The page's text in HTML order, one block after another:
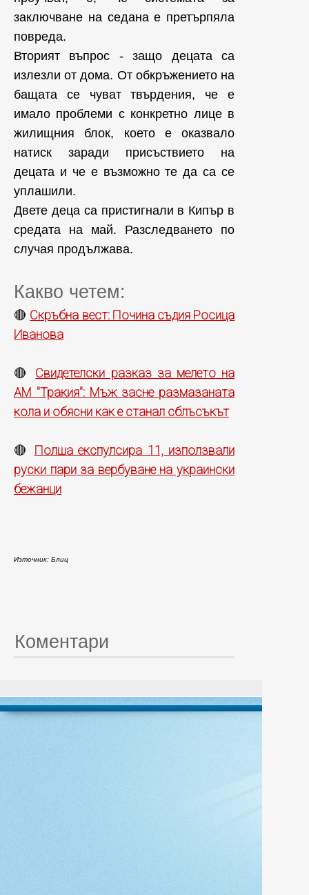
заключване на седана е претърпяла
повреда.
Вторият въпрос - защо децата са
излезли от дома. От обкръжението на
бащата се чуват твърдения, че е
имало проблеми с конкретно лице в
жилищния блок, което е оказвало
натиск заради присъствието на
децата и че е възможно те да са се
уплашили.
Двете деца са пристигнали в Кипър в
средата на май. Разследването по
случая продължава.
Какво четем:
🔴 Скръбна вест: Почина съдия Росица
Иванова
🔴 Свидетелски разказ за мелето на
АМ "Тракия": Мъж засне размазаната
кола и обясни как е станал сблъсъкът
🔴 Полша експулсира 11, използвали
руски пари за вербуване на украински
бежанци
Източник: Блиц
Коментари